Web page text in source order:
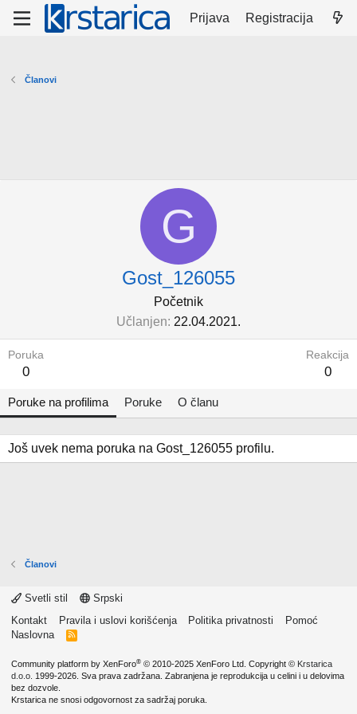
Prijava Registracija
Članovi
G
Gost_126055
Početnik
Učlanjen 22.04.2021.
Poruka
0
Reakcija
0
Poruke na profilima Poruke O članu
Još uvek nema poruka na Gost_126055 profilu.
Članovi
Svetli stil
Srpski
Kontakt
Pravila i uslovi korišćenja Politika privatnosti
Pomoć
Naslovna
R
Community platform by XenForo® © 2010-2025 XenForo Ltd. Copyright © Krstarica
d.o.o. 1999-2026. Sva prava zadržana. Zabranjena je reprodukcija u celini i u delovima
bez dozvole.
Krstarica ne snosi odgovornost za sadržaj poruka.